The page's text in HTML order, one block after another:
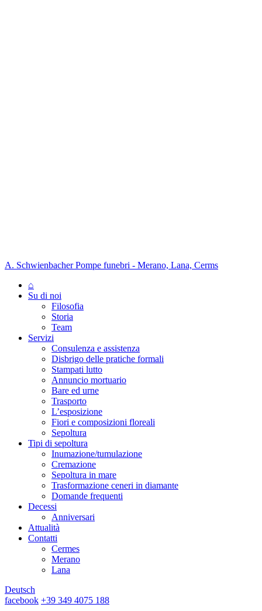
A. Schwienbacher Pompe funebri - Merano, Lana, Cerms
⌂
Su di noi
Filosofia
Storia
Team
Servizi
Consulenza e assistenza
Disbrigo delle pratiche formali
Stampati lutto
Annuncio mortuario
Bare ed urne
Trasporto
L’esposizione
Fiori e composizioni floreali
Sepoltura
Tipi di sepoltura
Inumazione/tumulazione
Cremazione
Sepoltura in mare
Trasformazione ceneri in diamante
Domande frequenti
Decessi
Anniversari
Attualità
Contatti
Cermes
Merano
Lana
Deutsch
facebook +39 349 4075 188